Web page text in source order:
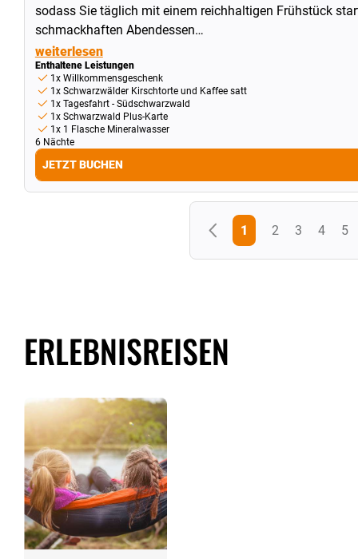
sodass Sie täglich mit einem reichhaltigen Frühstück
schmackhaften Abendessen…
weiterlesen
Enthaltene Leistungen
1x Willkommensgeschenk
1x Schwarzwälder Kirschtorte und Kaffee satt
1x Tagesfahrt - Südschwarzwald
1x Schwarzwald Plus-Karte
1x 1 Flasche Mineralwasser
6 Nächte
JETZT BUCHEN
1 2 3 4 5
ERLEBNISREISEN